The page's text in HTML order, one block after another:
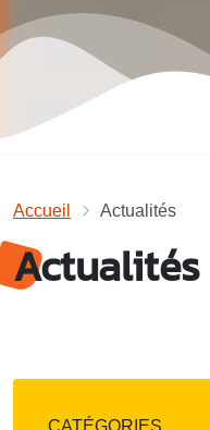
Accueil Actualités
Actualités
CATÉGORIES